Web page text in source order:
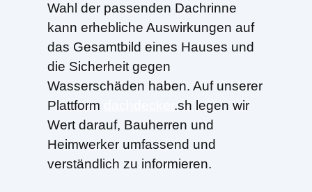
Wahl der passenden Dachrinne
kann erhebliche Auswirkungen auf
das Gesamtbild eines Hauses und
die Sicherheit gegen
Wasserschäden haben. Auf unserer
Plattform
.sh legen wir
Wert darauf, Bauherren und
Heimwerker umfassend und
verständlich zu informieren.